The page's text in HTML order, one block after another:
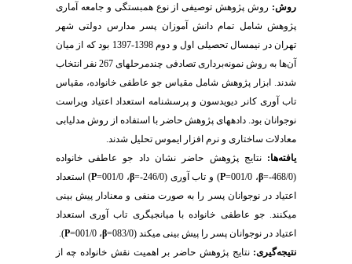
روش: روش پژوهش توصیفی از نوع همبستگی و جامعه آماری
پژوهش شامل تمام دانش آموزان پسر مدارس دولتی شهر
تهران در نیمسال تحصیلی اول و دوم 1398-1397 بود که از میان
آن‌ها به روش نمونه‌برداری تصادفی چندمرحله­ای 267 نفر انتخاب
شدند. ابزار پژوهش شامل مقیاس جو عاطفی خانواده،مقیاس
تاب آوری کانر دیویدسونوپرسشنامه استعداد اعتیاد ویراست
نوجوانان بود. داده­های پژوهش حاضر با استفاده از روش مدلیابی
معادلات ساختاری و نرم افزار ایموس تحلیل شدند.
یافته­‌ها: نتایج پژوهش حاضر نشان داد جو عاطفی خانواده
(468/0-=
β، 001/0= P) و تاب آوری (246/0-= β، 001/0= P) استعداد
اعتیاد در نوجوانان پسر را به صورت منفی و معنادار پیش بینی
می­کنند. جو عاطفی خانواده با میانجیگری تاب آوری استعداد
اعتیاد در نوجوانان پسر را پیش بینی می­کند (083/0=
β، 001/0= P
).
نتیجه‌­گیری: نتایج پژوهش حاضر بر اهمیت نقش خانواده چه از